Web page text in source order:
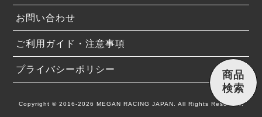
お問い合わせ
ご利用ガイド・注意事項
プライバシーポリシー
Copyright © 2016-2026 MEGAN RACING JAPAN. All Rights Reserved.
商品
検索